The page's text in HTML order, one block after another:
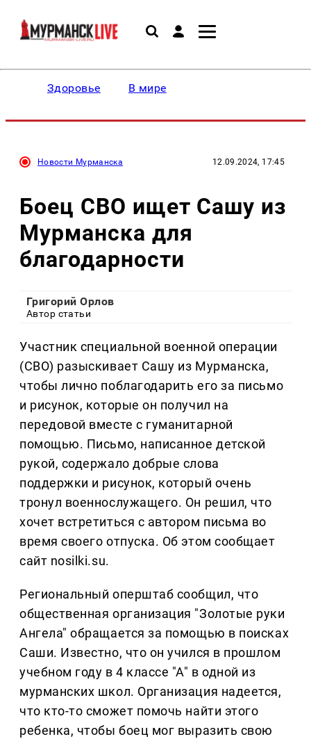
Здоровье В мире
Новости Мурманска 12.09.2024, 17:45
Боец СВО ищет Сашу из
Мурманска для
благодарности
Григорий Орлов
Автор статьи
Участник специальной военной операции
(СВО) разыскивает Сашу из Мурманска,
чтобы лично поблагодарить его за письмо
и рисунок, которые он получил на
передовой вместе с гуманитарной
помощью. Письмо, написанное детской
рукой, содержало добрые слова
поддержки и рисунок, который очень
тронул военнослужащего. Он решил, что
хочет встретиться с автором письма во
время своего отпуска. Об этом сообщает
сайт nosilki.su.
Региональный оперштаб сообщил, что
общественная организация "Золотые руки
Ангела" обращается за помощью в поисках
Саши. Известно, что он учился в прошлом
учебном году в 4 классе "А" в одной из
мурманских школ. Организация надеется,
что кто-то сможет помочь найти этого
ребенка, чтобы боец мог выразить свою